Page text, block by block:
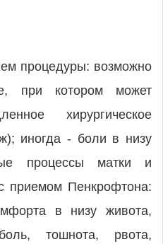
процедуры: возможно
при котором может
хирургическое
иногда - боли в низу
процессы матки и
приемом Пенкрофтона:
в низу живота,
тошнота, рвота,